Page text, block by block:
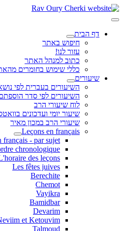
דף הבית
חיפוש באתר
עזור לנו!
כתוב למנהל האתר
כללי שימוש בחומרים
שיעורים
השיעורים בעברית לפי
השיעורים לפי סדר
לוח שיעורי הרב
שיעור יומי ועדכונים
שיעורי הרב במכון מאיר
Leçons en français
français - par sujet
chronologique
des leçons
Les fêtes juives
Berechite
Chemot
Vayikra
Bamidbar
Devarim
et Ketouvim
Talmoud